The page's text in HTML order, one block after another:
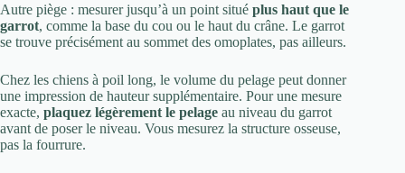
Autre piège : mesurer jusqu’à un point situé plus haut que le
garrot, comme la base du cou ou le haut du crâne. Le garrot
se trouve précisément au sommet des omoplates, pas ailleurs.
Chez les chiens à poil long, le volume du pelage peut donner
une impression de hauteur supplémentaire. Pour une mesure
exacte, plaquez légèrement le pelage au niveau du garrot
avant de poser le niveau. Vous mesurez la structure osseuse,
pas la fourrure.